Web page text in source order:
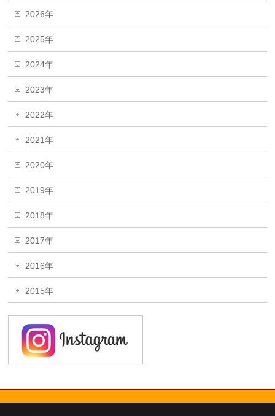
2026年
2025年
2024年
2023年
2022年
2021年
2020年
2019年
2018年
2017年
2016年
2015年